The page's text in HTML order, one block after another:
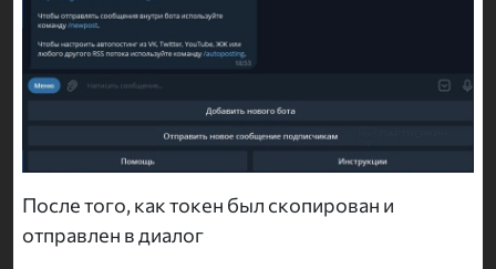
После того, как токен был скопирован и
отправлен в диалог